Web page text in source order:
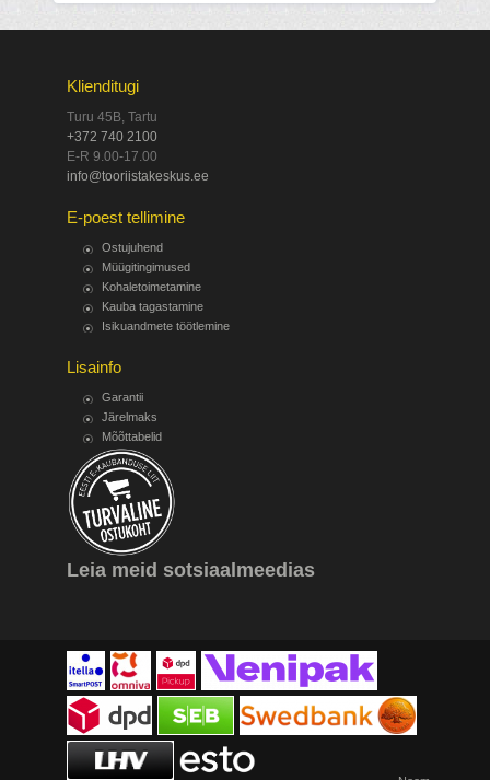
Klienditugi
Turu 45B, Tartu
+372 740 2100
E-R 9.00-17.00
info@tooriistakeskus.ee
E-poest tellimine
Ostujuhend
Müügitingimused
Kohaletoimetamine
Kauba tagastamine
Isikuandmete töötlemine
Lisainfo
Garantii
Järelmaks
Mõõttabelid
Leia meid sotsiaalmeedias